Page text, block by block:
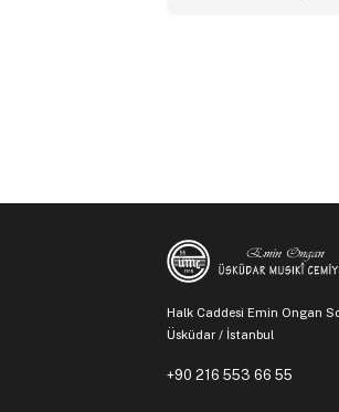
Halk Caddesi Emin Ongan
Üsküdar / İstanbul
+90 216 553 66 55